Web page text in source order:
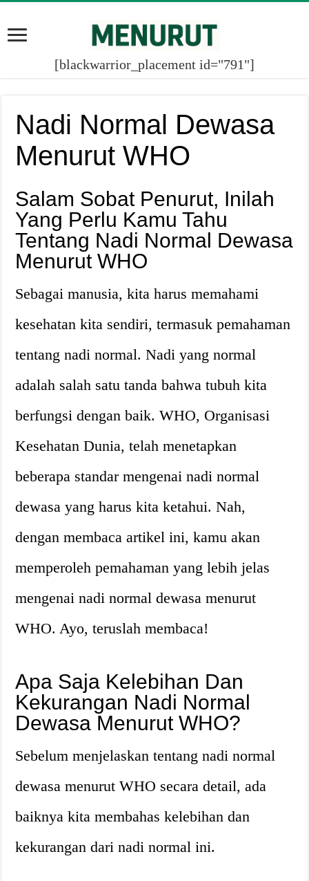
[blackwarrior_placement id="791"]
Nadi Normal Dewasa
Menurut WHO
Salam Sobat Penurut, Inilah
Yang Perlu Kamu Tahu
Tentang Nadi Normal Dewasa
Menurut WHO
Sebagai manusia, kita harus memahami
kesehatan kita sendiri, termasuk pemahaman
tentang nadi normal. Nadi yang normal
adalah salah satu tanda bahwa tubuh kita
berfungsi dengan baik. WHO, Organisasi
Kesehatan Dunia, telah menetapkan
beberapa standar mengenai nadi normal
dewasa yang harus kita ketahui. Nah,
dengan membaca artikel ini, kamu akan
memperoleh pemahaman yang lebih jelas
mengenai nadi normal dewasa menurut
WHO. Ayo, teruslah membaca!
Apa Saja Kelebihan Dan
Kekurangan Nadi Normal
Dewasa Menurut WHO?
Sebelum menjelaskan tentang nadi normal
dewasa menurut WHO secara detail, ada
baiknya kita membahas kelebihan dan
kekurangan dari nadi normal ini.